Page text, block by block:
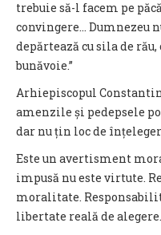
trebuie să-l facem pe
convingere… Dumnezeu
depărtează cu sila de rău,
bunăvoie.”
Arhiepiscopul
amenzile și pedepsele
dar nu țin loc de
Este un avertisment
impusă nu este virtute.
moralitate.
libertate reală de alegere.